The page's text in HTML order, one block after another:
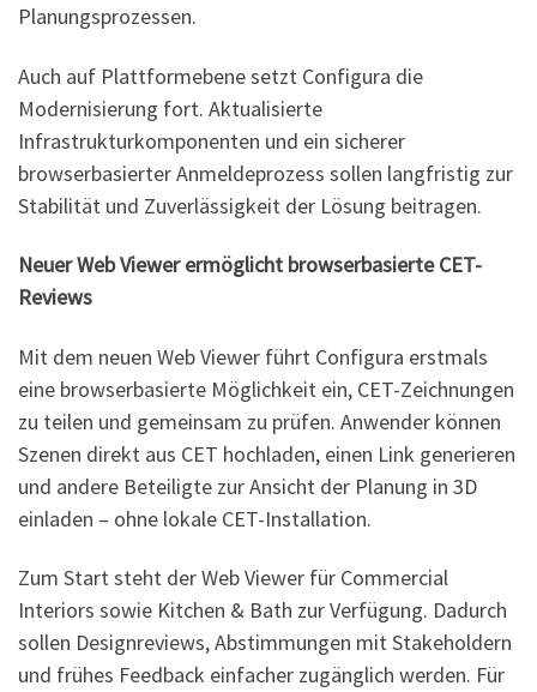
Planungsprozessen.
Auch auf Plattformebene setzt Configura die
Modernisierung fort. Aktualisierte
Infrastrukturkomponenten und ein sicherer
browserbasierter Anmeldeprozess sollen langfristig zur
Stabilität und Zuverlässigkeit der Lösung beitragen.
Neuer Web Viewer ermöglicht browserbasierte CET-
Reviews
Mit dem neuen Web Viewer führt Configura erstmals
eine browserbasierte Möglichkeit ein, CET-Zeichnungen
zu teilen und gemeinsam zu prüfen. Anwender können
Szenen direkt aus CET hochladen, einen Link generieren
und andere Beteiligte zur Ansicht der Planung in 3D
einladen – ohne lokale CET-Installation.
Zum Start steht der Web Viewer für Commercial
Interiors sowie Kitchen & Bath zur Verfügung. Dadurch
sollen Designreviews, Abstimmungen mit Stakeholdern
und frühes Feedback einfacher zugänglich werden. Für